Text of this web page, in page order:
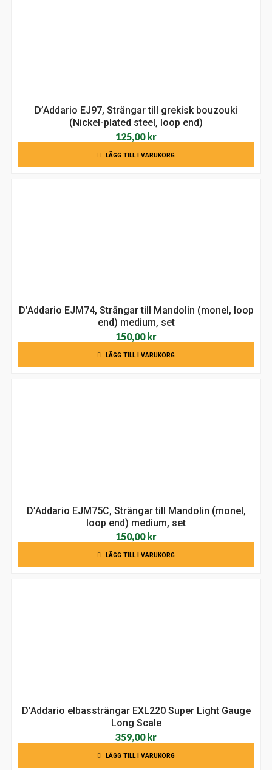
D’Addario EJ97, Strängar till grekisk bouzouki
(Nickel-plated steel, loop end)
125,00kr
LÄGG TILL I VARUKORG
D’Addario EJM74, Strängar till Mandolin (monel, loop
end) medium, set
150,00 kr
LÄGG TILL I VARUKORG
D’Addario EJM75C, Strängar till Mandolin (monel,
loop end) medium, set
150,00 kr
LÄGG TILL I VARUKORG
D’Addario elbassträngar EXL220 Super Light Gauge
Long Scale
359,00kr
LÄGG TILL I VARUKORG